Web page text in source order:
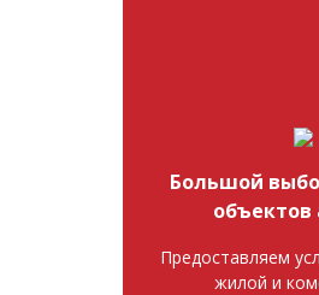
Большой
Предоставляем
жилой и